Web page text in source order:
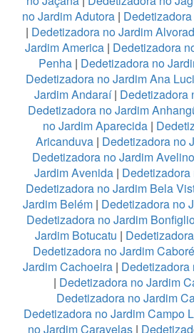
no Jardim Adutora |
| Dedetizadora no Jardim
Jardim America | Dedetizadora
Penha | Dedetizadora no
Dedetizadora no Jardim Ana
Jardim Andaraí| Dedetizadora
Dedetizadora no Jardim
no Jardim Aparecida|
Aricanduva| Dedetizadora no
Dedetizadora no Jardim Avelino
Jardim Avenida |
Dedetizadora no Jardim Bela
Jardim Belém| Dedetizadora no
Dedetizadora no Jardim
Jardim Botucatu |
Dedetizadora no Jardim Caboré
Jardim Cachoeira| Dedetizadora
| Dedetizadora no Jardim
Dedetizadora no Jardim
Dedetizadora no Jardim Campo
no Jardim Caravelas|